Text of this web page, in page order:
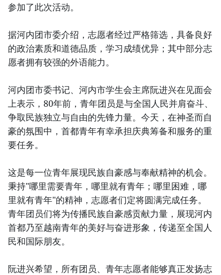
参加了此次活动。
据河内团市委介绍，志愿者经过严格筛选，具备良好
的政治素质和道德品质，学习成绩优异；其中部分志
愿者拥有较强的外语能力。
河内团市委书记、河内市学生会主席阮进兴在见面会
上表示，80年前，青年团员是与全国人民并肩奋斗、
争取民族独立与自由的先锋力量。今天，在神圣而自
豪的氛围中，首都青年有幸承担庆典筹备和服务的重
要任务。
这是每一位青年展现民族自豪感与奉献精神的机会。
秉持"哪里需要青年，哪里就有青年；哪里困难，哪
里就有青年"的精神，志愿者们定将圆满完成任务。
青年团员们将为传播民族自豪感贡献力量，展现河内
首都乃至越南青年的美好与奋进形象，传递至全国人
民和国际朋友。
阮进兴希望，所有团员、青年志愿者能够真正发扬志